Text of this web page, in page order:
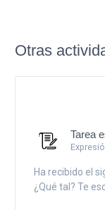
Otras
Tarea
Ha recibido el
¿Qué tal? Te